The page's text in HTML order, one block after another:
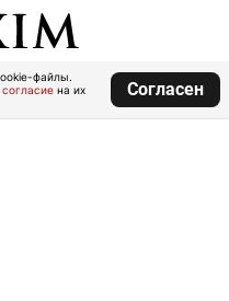
файлы.
согласие на их
Согласен